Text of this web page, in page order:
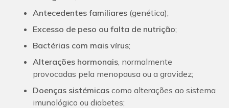
Antecedentes familiares (genética);
Excesso de peso ou falta de nutrição;
Bactérias com mais vírus;
Alterações hormonais, normalmente
provocadas pela menopausa ou a gravidez;
Doenças sistémicas como alterações ao sistema
imunológico ou diabetes;